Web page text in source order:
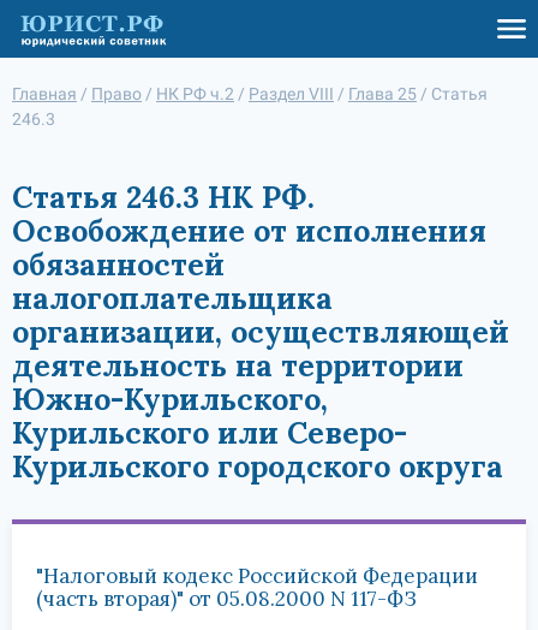
Главная / Право / НК РФ ч.2 / Раздел VIII / Глава 25 / Статья
246.3
Статья 246.3 НК РФ.
Освобождение от исполнения
обязанностей
налогоплательщика
организации, осуществляющей
деятельность на территории
Южно-Курильского,
Курильского или Северо-
Курильского городского округа
"Налоговый кодекс Российской Федерации
(часть вторая)" от 05.08.2000 N 117-ФЗ